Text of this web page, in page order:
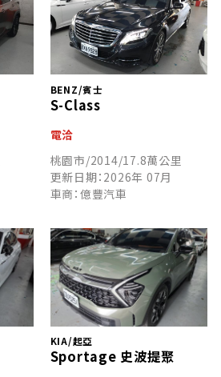
BENZ/賓士
S-Class
電洽
桃園市/2014/17.8萬公里
更新日期：2026年 07月
車商：億豐汽車
KIA/起亞
Sportage 史波提聚